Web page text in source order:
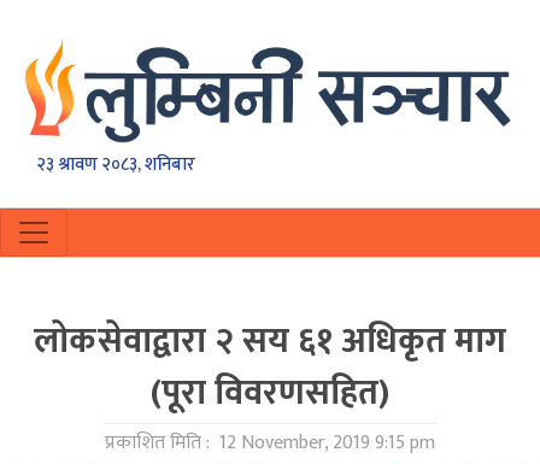
२३ श्रावण २०८३, शनिबार
लाेकसेवाद्वारा २ सय ६१ अधिकृत माग
(पूरा विवरणसहित)
प्रकाशित मिति : 12 November, 2019 9:15 pm